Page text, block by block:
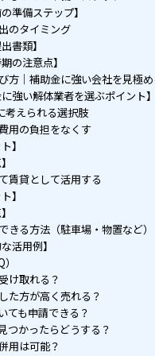
準備ステップ】
のタイミング
書類】
の注意点】
方｜補助金に強い会社を見極
に強い解体業者を選ぶポイント
考えられる選択肢
用の負担をなくす
】
賃貸として活用する
】
きる方法（駐車場・物置など）
活用例】
け取れる？
た方が高く売れる？
ても申請できる？
つかったらどうする？
用は可能？